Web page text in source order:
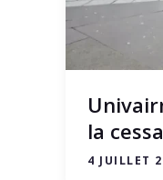
la
4 JUILLET